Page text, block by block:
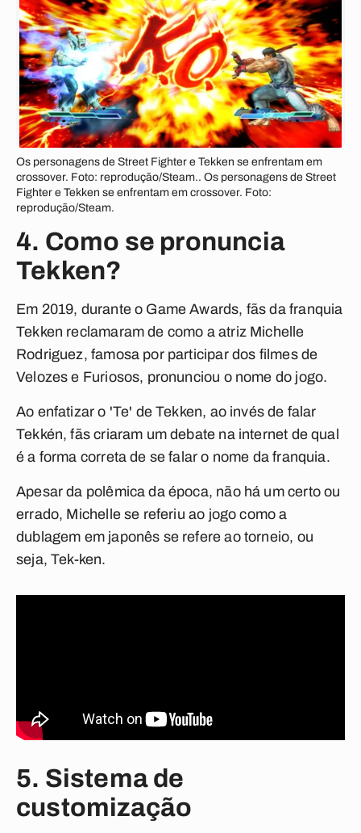
Os personagens de Street Fighter e Tekken se enfrentam em
crossover. Foto: reprodução/Steam.. Os personagens de Street
Fighter e Tekken se enfrentam em crossover. Foto:
reprodução/Steam.
4. Como se pronuncia
Tekken?
Em 2019, durante o Game Awards, fãs da franquia
Tekken reclamaram de como a atriz Michelle
Rodriguez, famosa por participar dos filmes de
Velozes e Furiosos, pronunciou o nome do jogo.
Ao enfatizar o 'Te' de Tekken, ao invés de falar
Tekkén, fãs criaram um debate na internet de qual
é a forma correta de se falar o nome da franquia.
Apesar da polêmica da época, não há um certo ou
errado, Michelle se referiu ao jogo como a
dublagem em japonês se refere ao torneio, ou
seja, Tek-ken.
5. Sistema de
customização